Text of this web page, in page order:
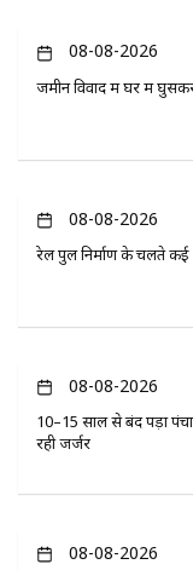
08-08-2026
जमीन विवाद में घर में
08-08-2026
रेल पुल निर्माण के चलते कई
08-08-2026
10–15 साल से बंद पड़ा
रही जर्जर
08-08-2026